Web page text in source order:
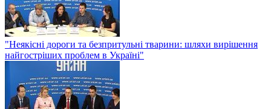
"Неякісні дороги та безпритульні тварини: шляхи вирішення
найгостріших проблем в Україні"